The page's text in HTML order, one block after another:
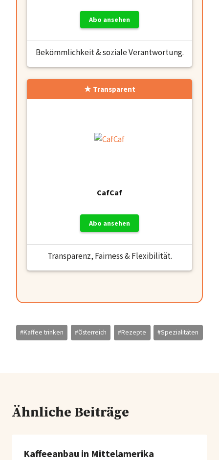
Abo ansehen
Bekömmlichkeit & soziale Verantwortung.
Transparent
CafCaf
Abo ansehen
Transparenz, Fairness & Flexibilität.
Schlagworte:
#Kaffee trinken #Österreich #Rezepte #Spezialitäten
Ähnliche Beiträge
Kaffeeanbau in Mittelamerika